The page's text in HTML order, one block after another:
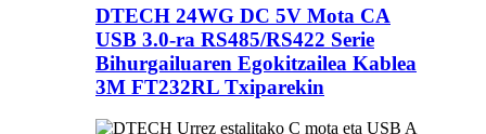
DTECH 24WG DC 5V Mota CA
USB 3.0-ra RS485/RS422 Serie
Bihurgailuaren Egokitzailea Kablea
3M FT232RL Txiparekin